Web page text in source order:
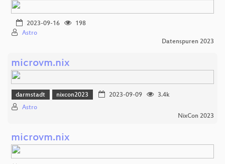
2023-09-16
198
Astro
Datenspuren 2023
microvm.nix
darmstadt nixcon2023 2023-09-09
3.4k
Astro
NixCon 2023
microvm.nix